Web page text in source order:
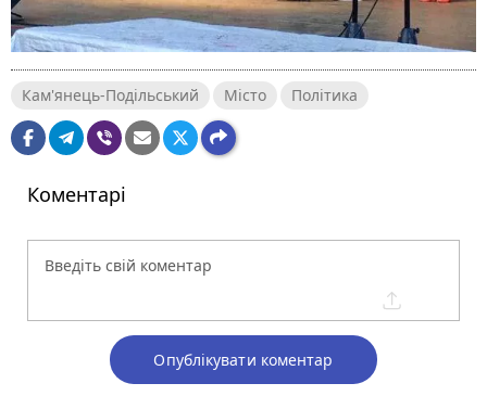
Кам'янець-Подільський Місто Політика
Коментарі
Опублікувати коментар